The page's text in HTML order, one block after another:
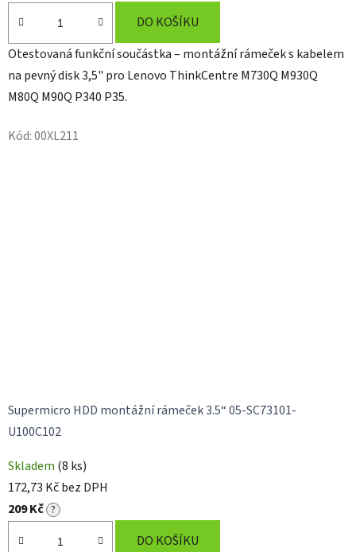
DO KOŠÍKU
Otestovaná funkční součástka – montážní rámeček s kabelem
na pevný disk 3,5" pro Lenovo ThinkCentre M730Q M930Q
M80Q M90Q P340 P35.
Kód:00XL211
Supermicro HDD montážní rámeček 3.5“ 05-SC73101-
U100C102
Skladem (8 ks)
172,73 Kč bez DPH
209 Kč ?
DO KOŠÍKU